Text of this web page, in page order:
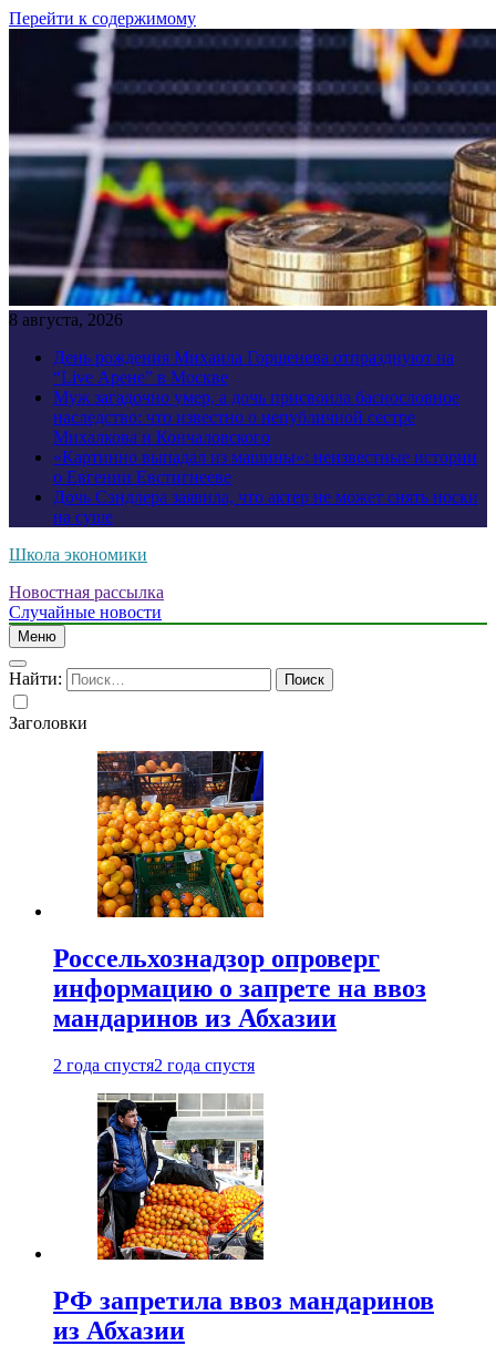
Перейти к содержимому
8 августа, 2026
День рождения Михаила Горшенева отпразднуют на
“Live Арене” в Москве
Муж загадочно умер, а дочь присвоила баснословное
наследство: что известно о непубличной сестре
Михалкова и Кончаловского
«Картинно выпадал из машины»: неизвестные истории
о Евгении Евстигнееве
Дочь Сэндлера заявила, что актер не может снять носки
на суше
Школа экономики
Новостная рассылка
Случайные новости
Меню
Найти:
Заголовки
Россельхознадзор опроверг
информацию о запрете на ввоз
мандаринов из Абхазии
2 года спустя2 года спустя
РФ запретила ввоз мандаринов
из Абхазии